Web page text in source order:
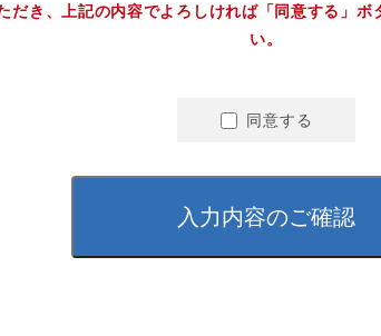
だき、上記の内容でよろしければ「同意する」
い。
同意する